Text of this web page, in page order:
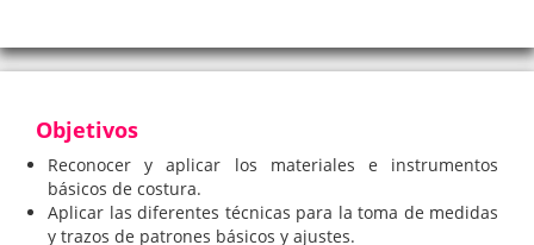
Objetivos
Reconocer y aplicar los materiales e instrumentos
básicos de costura.
Aplicar las diferentes técnicas para la toma de medidas
y trazos de patrones básicos y ajustes.